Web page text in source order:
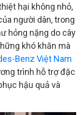
hại không nhỏ,
người dân, trong
hỏng nặng do cây
khó khăn mà
Benz Việt Nam
trình hỗ trợ đặc
hậu quả và